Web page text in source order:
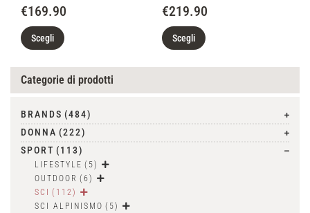
€169.90
Scegli
€219.90
Scegli
Categorie di prodotti
BRANDS (484)
DONNA (222)
SPORT (113)
LIFESTYLE (5)
OUTDOOR (6)
SCI
(112)
SCI ALPINISMO (5)